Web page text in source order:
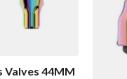
Valves 44MM